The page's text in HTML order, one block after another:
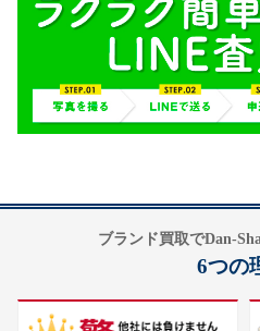
ブランド買取でDan-
6つの